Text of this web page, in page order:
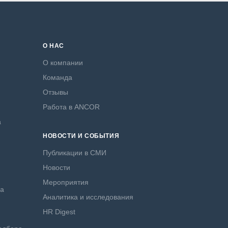
О НАС
О компании
Команда
Отзывы
Работа в ANCOR
НОВОСТИ И СОБЫТИЯ
Публикации в СМИ
Новости
Мероприятия
Аналитика и исследования
HR Digest